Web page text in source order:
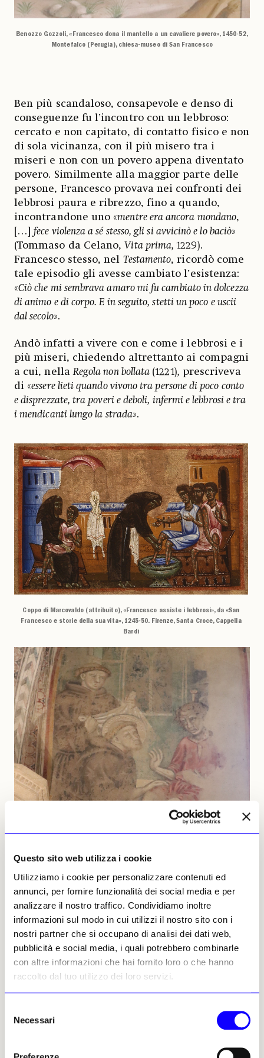
Questo sito web utilizza i cookie
Utilizziamo i cookie per personalizzare contenuti ed
annunci, per fornire funzionalità dei social media e per
analizzare il nostro traffico. Condividiamo inoltre
informazioni sul modo in cui utilizzi il nostro sito con i
nostri partner che si occupano di analisi dei dati web,
pubblicità e social media, i quali potrebbero combinarle
con altre informazioni che hai fornito loro o che hanno
raccolto dal tuo utilizzo dei loro servizi.
delNecessari
Benozzo Gozzoli, «Francesco dona il mantello a un cavaliere povero», 1450-52,
Montefalco (Perugia), chiesa-museo di San Francesco
Ben più scandaloso, consapevole e denso di
conseguenze fu l’incontro con un lebbroso:
cercato e non capitato, di contatto fisico e non
di sola vicinanza, con il più misero tra i
miseri e non con un povero appena diventato
povero. Similmente alla maggior parte delle
persone, Francesco provava nei confronti dei
lebbrosi paura e ribrezzo, fino a quando,
incontrandone uno «mentre era ancora mondano,
[…]fece violenza a sé stesso, gli si avvicinò e lo baciò»
(Tommaso da Celano, Vita prima,1229).
Francesco stesso, nel Testamento, ricordò come
tale episodio gli avesse cambiato l’esistenza:
«Ciò che mi sembrava amaro mi fu cambiato in dolcezza
di animo e di corpo. E in seguito, stetti un poco e uscii
dal secolo».
Andò infatti a vivere con e come i lebbrosi e i
più miseri, chiedendo altrettanto ai compagni
a cui, nellaRegola non bollata (1221), prescriveva
di «essere lieti quando vivono tra persone di poco conto
e disprezzate, tra poveri e deboli, infermi e lebbrosi e tra
i mendicanti lungo la strada».
Coppo di Marcovaldo (attribuito), «Francesco assiste i lebbrosi», da «San
Francesco e storie della sua vita», 1245-50. Firenze, Santa Croce, Cappella
Bardi
Cristoforo di Bindoccio e Meo di Pero, «Francesco lava i piedi a un lebbroso»,
XIV secolo, Pienza (Siena), San Francesco
Poiché tale impegnativa prescrizione fu
della sua premessa (l’abbraccio al lebbroso) e